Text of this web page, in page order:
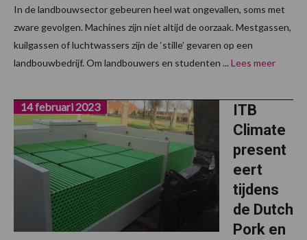
In de landbouwsector gebeuren heel wat ongevallen, soms met
zware gevolgen. Machines zijn niet altijd de oorzaak. Mestgassen,
kuilgassen of luchtwassers zijn de ‘stille’ gevaren op een
landbouwbedrijf. Om landbouwers en studenten ... Lees meer
ITB
Climate
present
eert
tijdens
de Dutch
Pork en
14 februari 2023